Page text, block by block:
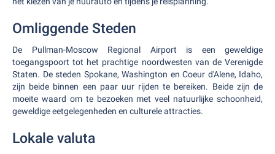
Omliggende Steden
De Pullman-Moscow Regional Airport is een geweldige
toegangspoort tot het prachtige noordwesten van de Verenigde
Staten. De steden Spokane, Washington en Coeur d'Alene, Idaho,
zijn beide binnen een paar uur rijden te bereiken. Beide zijn de
moeite waard om te bezoeken met veel natuurlijke schoonheid,
geweldige eetgelegenheden en culturele attracties.
Lokale valuta